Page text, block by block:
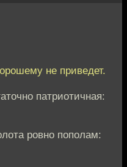
не приведет.
патриотичная:
ровно пополам: